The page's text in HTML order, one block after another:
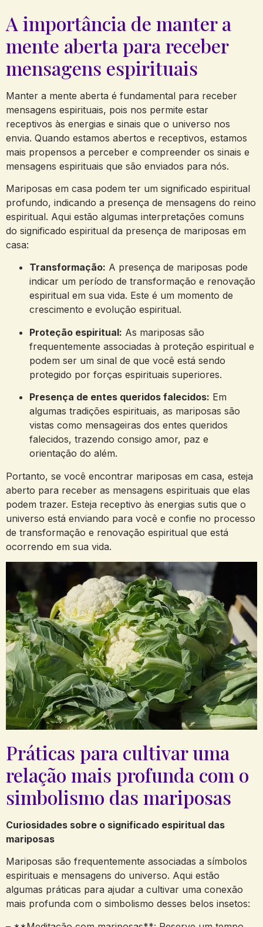
A importância de manter a
mente aberta para receber
mensagens espirituais
Manter a mente aberta é fundamental para receber
mensagens espirituais, pois nos permite estar
receptivos às energias e sinais que o universo nos
envia. Quando estamos abertos e receptivos, estamos
mais propensos a perceber e compreender os sinais e
mensagens espirituais que são enviados para nós.
Mariposas em casa podem ter um significado espiritual
profundo, indicando a presença de mensagens do reino
espiritual. Aqui estão algumas interpretações comuns
do significado espiritual da presença de mariposas em
casa:
Transformação: A presença de mariposas pode
indicar um período de transformação e renovação
espiritual em sua vida. Este é um momento de
crescimento e evolução espiritual.
Proteção espiritual: As mariposas são
frequentemente associadas à proteção espiritual e
podem ser um sinal de que você está sendo
protegido por forças espirituais superiores.
Presença de entes queridos falecidos: Em
algumas tradições espirituais, as mariposas são
vistas como mensageiras dos entes queridos
falecidos, trazendo consigo amor, paz e
orientação do além.
Portanto, se você encontrar mariposas em casa, esteja
aberto para receber as mensagens espirituais que elas
podem trazer. Esteja receptivo às energias sutis que o
universo está enviando para você e confie no processo
de transformação e renovação espiritual que está
ocorrendo em sua vida.
Práticas para cultivar uma
relação mais profunda com o
simbolismo das mariposas
Curiosidades sobre o significado espiritual das
mariposas
Mariposas são frequentemente associadas a símbolos
espirituais e mensagens do universo. Aqui estão
algumas práticas para ajudar a cultivar uma conexão
mais profunda com o simbolismo desses belos insetos: